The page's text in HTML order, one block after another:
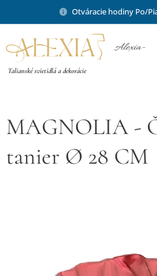
Otváracie hodiny Po/
Alexia-
Talianské svietidlá a dekorácie
MAGNOLIA -
tanier Ø 28 CM